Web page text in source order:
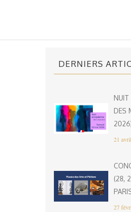
DERNIERS
NUIT
DES
21
(28,
27